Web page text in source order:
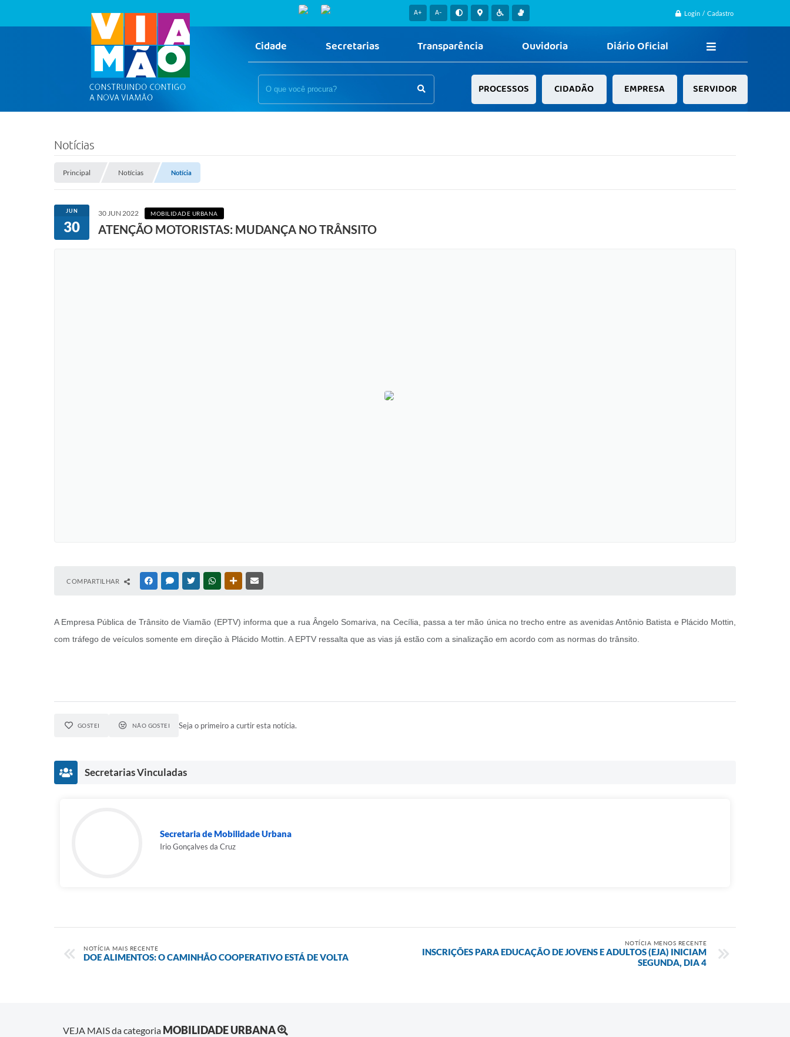
Login / Cadastro
A+ A-
Cidade Secretarias Transparência Ouvidoria Diário Oficial
PROCESSOS CIDADÃO EMPRESA SERVIDOR
Notícias
Principal Notícias Notícia
JUN
30
30 JUN 2022 MOBILIDADE URBANA
ATENÇÃO MOTORISTAS: MUDANÇA NO TRÂNSITO
COMPARTILHAR FACEBOOKMESSENGER
TWITTERWHATSAPPOUTRAS MÍDIAS
A Empresa Pública de Trânsito de Viamão (EPTV) informa que a rua Ângelo Somariva, na Cecília, passa a ter mão única no trecho entre as avenidas Antônio Batista e Plácido Mottin,
com tráfego de veículos somente em direção à Plácido Mottin. A EPTV ressalta que as vias já estão com a sinalização em acordo com as normas do trânsito.
GOSTEI NÃO GOSTEI Seja o primeiro a curtir esta notícia.
Secretarias Vinculadas
Secretaria de Mobilidade Urbana
Irio Gonçalves da Cruz
NOTÍCIA MAIS RECENTE
DOE ALIMENTOS: O CAMINHÃO COOPERATIVO ESTÁ DE VOLTA
NOTÍCIA MENOS RECENTE
INSCRIÇÕES PARA EDUCAÇÃO DE JOVENS E ADULTOS (EJA) INICIAM
SEGUNDA, DIA 4
VEJA MAIS da categoria MOBILIDADE URBANA